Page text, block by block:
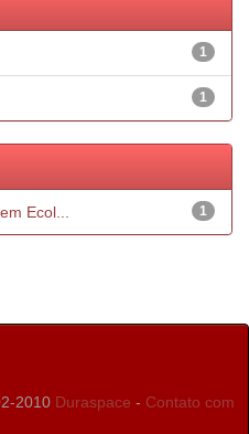
1
1
1
Ecol...
2010 Duraspace - Contato com